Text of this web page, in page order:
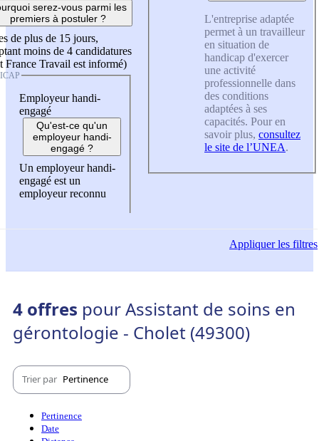
serez-vous parmi les
premiers à postuler ?
de plus de 15 jours,
moins de 4 candidatures
France Travail est informé)
Employeur handi-
engagé
Qu'est-ce qu'un
employeur handi-
engagé ?
Un employeur handi-
engagé est un
employeur reconnu
L'entreprise adaptée
permet à un travailleur
en situation de
handicap d'exercer
une activité
professionnelle dans
des conditions
adaptées à ses
capacités. Pour en
savoir plus, consultez
le site de l’UNEA.
Appliquerles filtres
4 offres pour Assistant de soins en
gérontologie - Cholet (49300)
Trier par Pertinence
Pertinence
Date